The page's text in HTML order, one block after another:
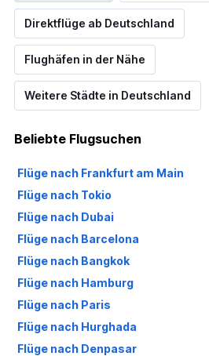
Direktflüge ab Deutschland
Flughäfen in der Nähe
Weitere Städte in Deutschland
Beliebte Flugsuchen
Flüge nach Frankfurt am Main
Flüge nach Tokio
Flüge nach Dubai
Flüge nach Barcelona
Flüge nach Bangkok
Flüge nach Hamburg
Flüge nach Paris
Flüge nach Hurghada
Flüge nach Denpasar